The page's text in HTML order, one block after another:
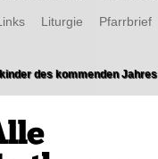
Liturgie Pfarrbrief
des kommenden